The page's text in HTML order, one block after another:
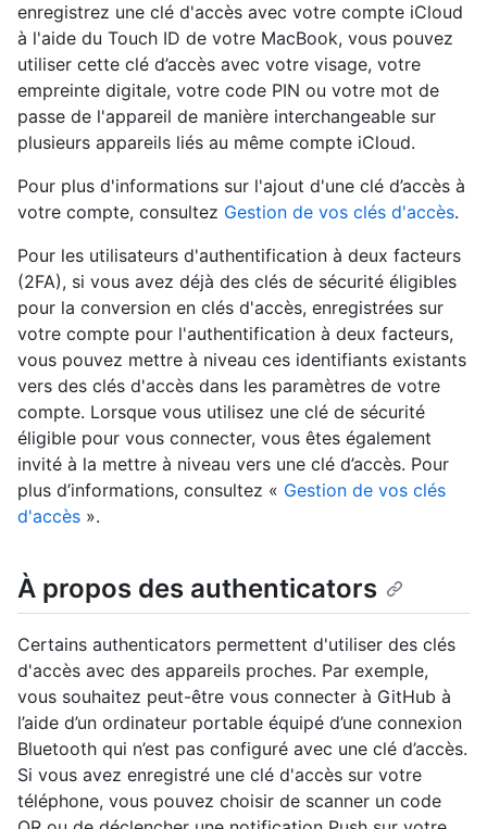
enregistrez une clé d'accès avec votre compte iCloud
à l'aide du Touch ID de votre MacBook, vous pouvez
utiliser cette clé d’accès avec votre visage, votre
empreinte digitale, votre code PIN ou votre mot de
passe de l'appareil de manière interchangeable sur
plusieurs appareils liés au même compte iCloud.
Pour plus d'informations sur l'ajout d'une clé d’accès à
votre compte, consultez Gestion de vos clés d'accès.
Pour les utilisateurs d'authentification à deux facteurs
(2FA), si vous avez déjà des clés de sécurité éligibles
pour la conversion en clés d'accès, enregistrées sur
votre compte pour l'authentification à deux facteurs,
vous pouvez mettre à niveau ces identifiants existants
vers des clés d'accès dans les paramètres de votre
compte. Lorsque vous utilisez une clé de sécurité
éligible pour vous connecter, vous êtes également
invité à la mettre à niveau vers une clé d’accès. Pour
plus d’informations, consultez « Gestion de vos clés
d'accès ».
À propos des authenticators
Certains authenticators permettent d'utiliser des clés
d'accès avec des appareils proches. Par exemple,
vous souhaitez peut-être vous connecter à GitHub à
l’aide d’un ordinateur portable équipé d’une connexion
Bluetooth qui n’est pas configuré avec une clé d’accès.
Si vous avez enregistré une clé d'accès sur votre
téléphone, vous pouvez choisir de scanner un code